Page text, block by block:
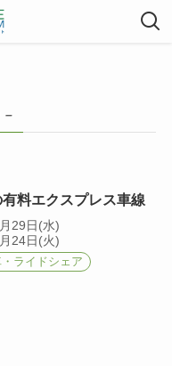
–
料エクスプレス車線
29日(水)
24日(火)
ライドシェア